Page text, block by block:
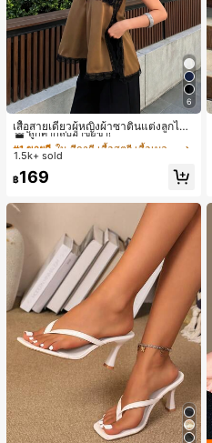
6
เสื้อสายเดี่ยวผู้หญิงผ้าซาตินแต่งลูกไม้
- เสื้อสายเดี่ยวฤดูร้อนสีคากีมีรอยผ่าด้า
นข้างที่น่าดึงดูดแบบสบายๆ
#1 ขายดี
ใน สีกากี เสื้อสตรี เสื้อเบลาส์ & Tee
ลูกค้ากลับมาซื้อซ้ำ!
#1 ขายดี
ลูกค้ากลับมาซื้อซ้ำ!
#1 ขายดี
ลูกค้ากลับมาซื้อซ้ำ!
#1 ขายดี
ใน สีกากี เสื้อสตรี เสื้อเบลาส์ & Tee
1.5k+ sold
฿169